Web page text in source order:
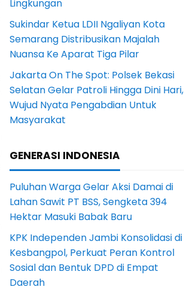
Lingkungan
Sukindar Ketua LDII Ngaliyan Kota
Semarang Distribusikan Majalah
Nuansa Ke Aparat Tiga Pilar
Jakarta On The Spot: Polsek Bekasi
Selatan Gelar Patroli Hingga Dini Hari,
Wujud Nyata Pengabdian Untuk
Masyarakat
GENERASI INDONESIA
Puluhan Warga Gelar Aksi Damai di
Lahan Sawit PT BSS, Sengketa 394
Hektar Masuki Babak Baru
KPK Independen Jambi Konsolidasi di
Kesbangpol, Perkuat Peran Kontrol
Sosial dan Bentuk DPD di Empat
Daerah